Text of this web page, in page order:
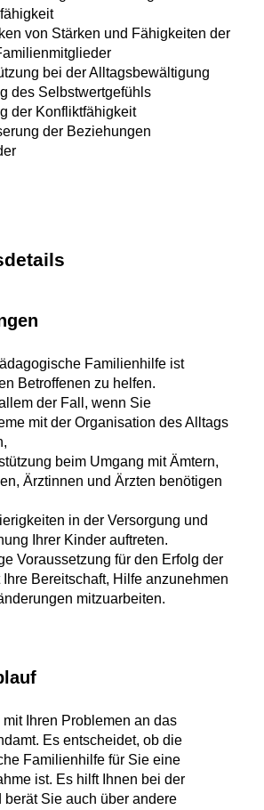
von Stärken und Fähigkeiten der
bei der Alltagsbewältigung
des Selbstwertgefühls
der Konfliktfähigkeit
der Beziehungen
Familienhilfe ist
Betroffenen zu helfen.
der Fall, wenn Sie
mit der Organisation des Alltags
beim Umgang mit Ämtern,
Ärztinnen und Ärzten benötigen
in der Versorgung und
Ihrer Kinder auftreten.
Voraussetzung für den Erfolg der
Ihre Bereitschaft, Hilfe anzunehmen
mitzuarbeiten.
Ihren Problemen an das
Es entscheidet, ob die
Familienhilfe für Sie eine
ist. Es hilft Ihnen bei der
berät Sie auch über andere